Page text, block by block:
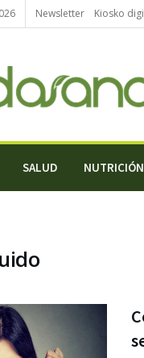
Newsletter Kiosko
SALUD NUTRICIÓN